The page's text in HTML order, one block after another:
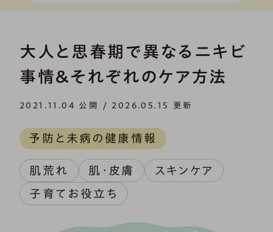
大人と思春期で異なるニキビ
事情＆それぞれのケア方法
2021.11.04 公開 / 2026.05.15 更新
予防と未病の健康情報
肌荒れ 肌・皮膚
スキンケア
子育てお役立ち